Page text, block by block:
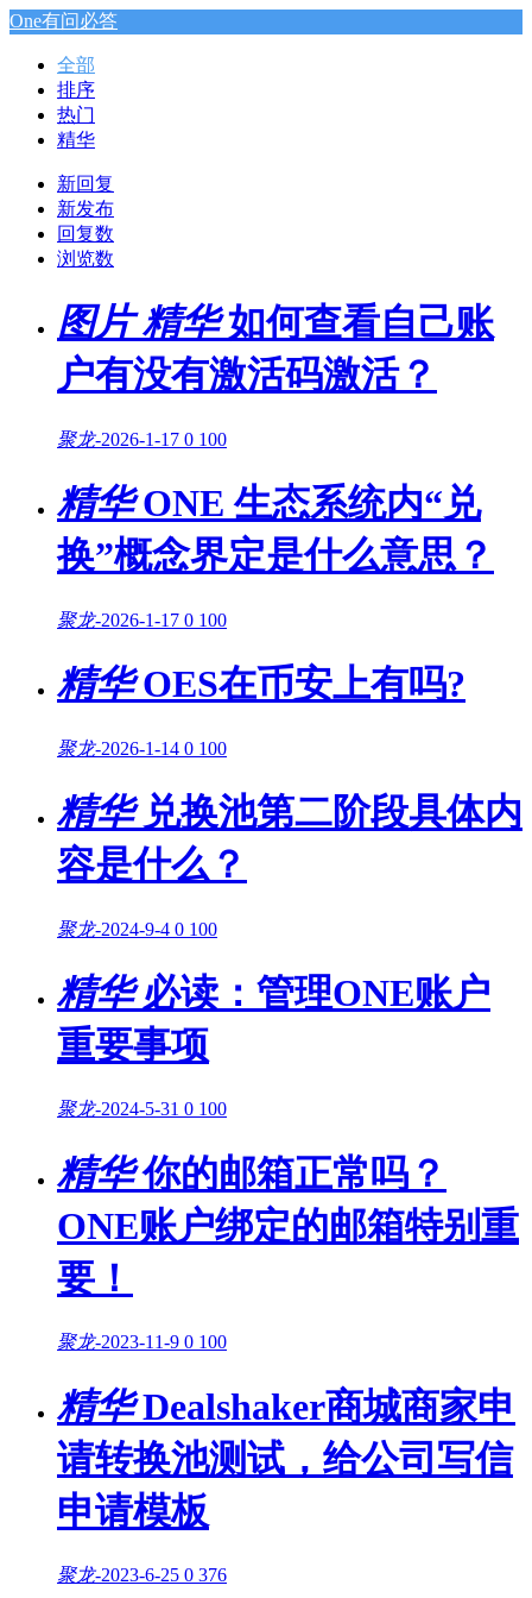
One有问必答
全部
排序
热门
精华
新回复
新发布
回复数
浏览数
图片 精华如何查看自己账
户有没有激活码激活？
聚龙-2026-1-17 0 100
精华ONE 生态系统内“兑
换”概念界定是什么意思？
聚龙-2026-1-17 0 100
精华OES在币安上有吗?
聚龙-2026-1-14 0 100
精华兑换池第二阶段具体内
容是什么？
聚龙-2024-9-4 0 100
精华必读：管理ONE账户
重要事项
聚龙-2024-5-31 0 100
精华你的邮箱正常吗？
ONE账户绑定的邮箱特别重
要！
聚龙-2023-11-9 0 100
精华Dealshaker商城商家申
请转换池测试，给公司写信
申请模板
聚龙-2023-6-25 0 376